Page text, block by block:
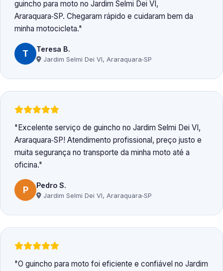
guincho para moto no Jardim Selmi Dei VI,
Araraquara‑SP. Chegaram rápido e cuidaram bem da
minha motocicleta.
T Teresa B.
Jardim Selmi Dei VI, Araraquara‑SP
Excelente serviço de guincho no Jardim Selmi Dei VI,
Araraquara‑SP! Atendimento profissional, preço justo e
muita segurança no transporte da minha moto até a
oficina.
P Pedro S.
Jardim Selmi Dei VI, Araraquara‑SP
O guincho para moto foi eficiente e confiável no Jardim